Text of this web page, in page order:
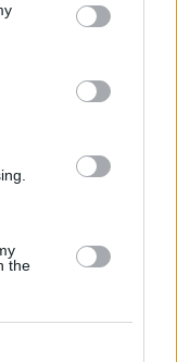
the
zdanie i tylko
co najwyżej
ze dwa razy. Dla
Złego
jeden z
polityczna,